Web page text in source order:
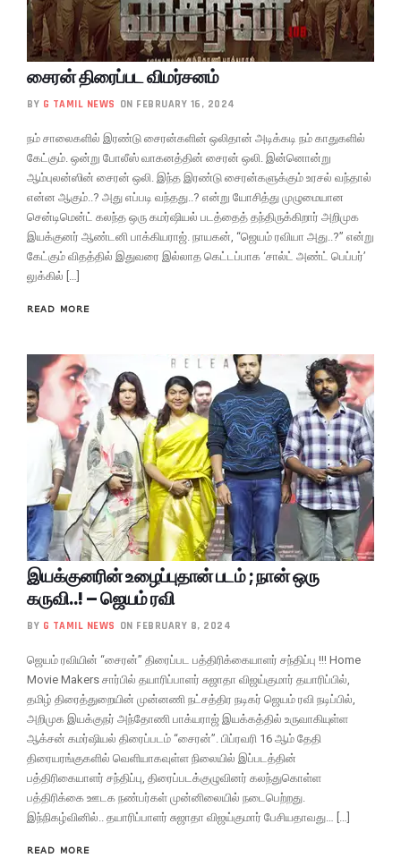
சைரன் திரைப்பட விமர்சனம்
BY G TAMIL NEWS ON FEBRUARY 16, 2024
நம் சாலைகளில் இரண்டு சைரன்களின் ஒலிதான் அடிக்கடி நம் காதுகளில்
கேட்கும். ஒன்று போலீஸ் வாகனத்தின் சைரன் ஒலி. இன்னொன்று
ஆம்புலன்ஸின் சைரன் ஒலி. இந்த இரண்டு சைரன்களுக்கும் உரசல் வந்தால்
என்ன ஆகும்..? அது எப்படி வந்தது..? என்று யோசித்து முழுமையான
சென்டிமென்ட் கலந்த ஒரு கமர்ஷியல் படத்தைத் தந்திருக்கிறார் அறிமுக
இயக்குனர் ஆண்டனி பாக்கியராஜ். நாயகன், “ஜெயம் ரவியா அது..?” என்று
கேட்கும் விதத்தில் இதுவரை இல்லாத கெட்டப்பாக ‘சால்ட் அண்ட் பெப்பர்’
லுக்கில் […]
READ MORE
இயக்குனரின் உழைப்புதான் படம் ; நான் ஒரு
கருவி..! – ஜெயம் ரவி
BY G TAMIL NEWS ON FEBRUARY 8, 2024
ஜெயம் ரவியின் “சைரன்” திரைப்பட பத்திரிக்கையாளர் சந்திப்பு !!! Home
Movie Makers சார்பில் தயாரிப்பாளர் சுஜாதா விஜய்குமார் தயாரிப்பில்,
தமிழ் திரைத்துறையின் முன்னணி நட்சத்திர நடிகர் ஜெயம் ரவி நடிப்பில்,
அறிமுக இயக்குநர் அந்தோணி பாக்யராஜ் இயக்கத்தில் உருவாகியுள்ள
ஆக்சன் கமர்ஷியல் திரைப்படம் “சைரன்”. பிப்ரவரி 16 ஆம் தேதி
திரையரங்குகளில் வெளியாகவுள்ள நிலையில் இப்படத்தின்
பத்திரிகையாளர் சந்திப்பு, திரைப்படக்குழுவினர் கலந்துகொள்ள
பத்திரிக்கை ஊடக நண்பர்கள் முன்னிலையில் நடைபெற்றது.
இந்நிகழ்வினில்.. தயாரிப்பாளர் சுஜாதா விஜய்குமார் பேசியதாவது… […]
READ MORE